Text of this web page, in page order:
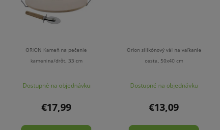
ORION Kameň na pečenie
kamenina/drôt, 33 cm
Dostupné na objednávku
€17,99
Orion silikónový vál na vaľkanie
cesta, 50x40 cm
Dostupné na objednávku
€13,09